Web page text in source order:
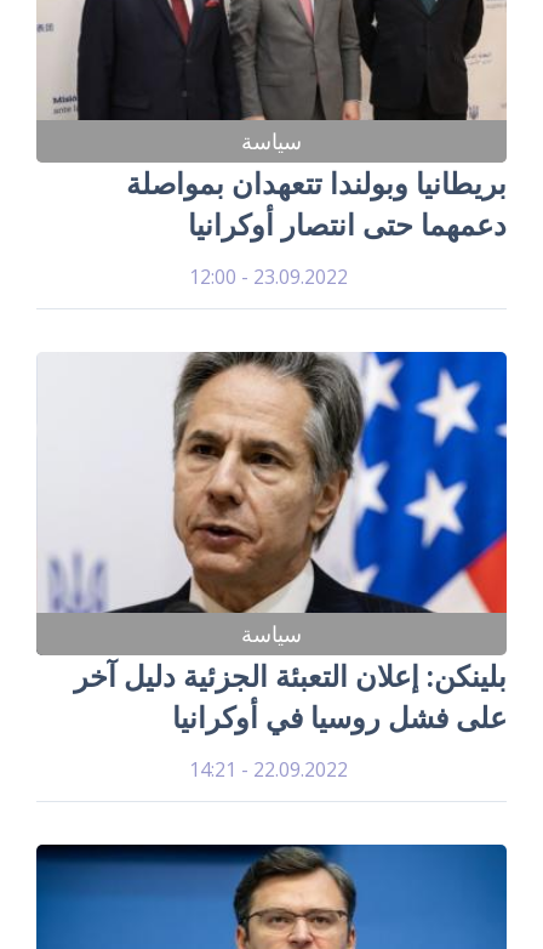
سياسة
بريطانيا وبولندا تتعهدان بمواصلة
دعمهما حتى انتصار أوكرانيا
23.09.2022 - 12:00
سياسة
بلينكن: إعلان التعبئة الجزئية دليل آخر
على فشل روسيا في أوكرانيا
22.09.2022 - 14:21